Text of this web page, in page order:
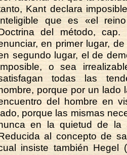
Kant declara
que es «el
del método,
en primer lugar,
segundo lugar, el de
o sea
todas las
porque por un lado
del hombre en
porque las mismas
en la quietud de la
al concepto de
insiste también Hegel (